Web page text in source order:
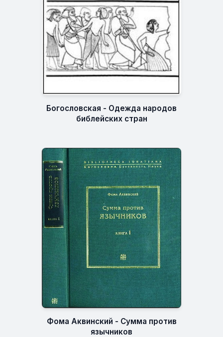
Богословская - Одежда народов
библейских стран
Фома Аквинский - Сумма против
язычников